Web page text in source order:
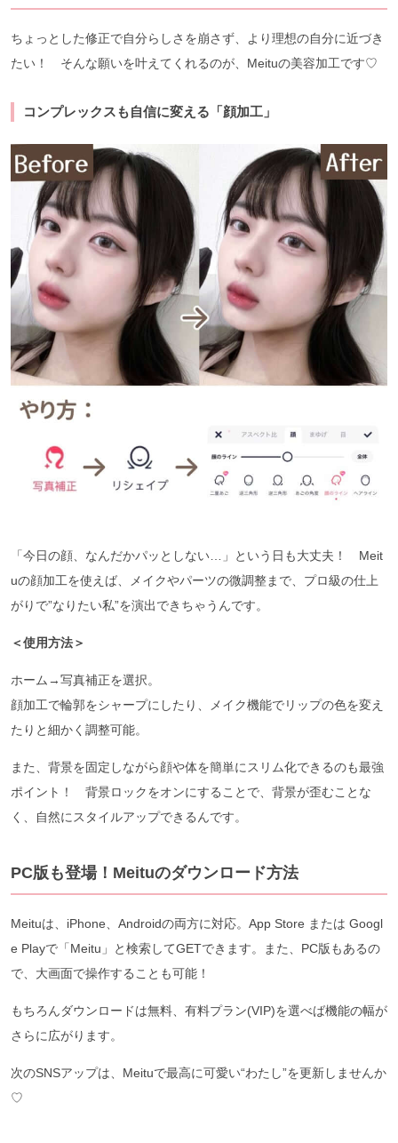
ちょっとした修正で自分らしさを崩さず、より理想の自分に近づき
たい！ そんな願いを叶えてくれるのが、Meituの美容加工です♡
コンプレックスも自信に変える「顔加工」
「今日の顔、なんだかパッとしない…」という日も大丈夫！ Meit
uの顔加工を使えば、メイクやパーツの微調整まで、プロ級の仕上
がりで”なりたい私”を演出できちゃうんです。
＜使用方法＞
ホーム→写真補正を選択。
顔加工で輪郭をシャープにしたり、メイク機能でリップの色を変え
たりと細かく調整可能。
また、背景を固定しながら顔や体を簡単にスリム化できるのも最強
ポイント！ 背景ロックをオンにすることで、背景が歪むことな
く、自然にスタイルアップできるんです。
PC版も登場！Meituのダウンロード方法
Meituは、iPhone、Androidの両方に対応。App Store または Googl
e Playで「Meitu」と検索してGETできます。また、PC版もあるの
で、大画面で操作することも可能！
もちろんダウンロードは無料、有料プラン(VIP)を選べば機能の幅が
さらに広がります。
次のSNSアップは、Meituで最高に可愛い“わたし”を更新しませんか
♡